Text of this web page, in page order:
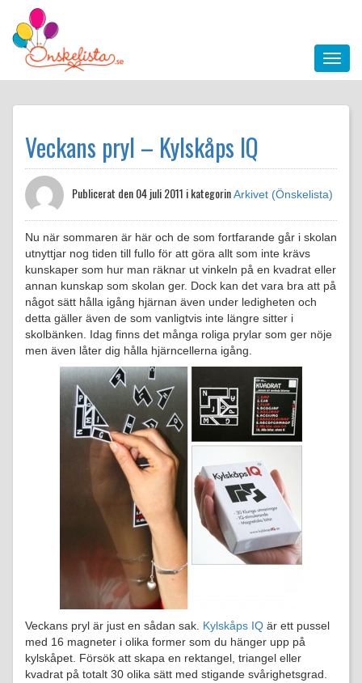
Veckans pryl – Kylskåps IQ
Publicerat den04 juli 2011 i kategorinArkivet (Önskelista)
Nu när sommaren är här och de som fortfarande går i skolan
utnyttjar nog tiden till fullo för att göra allt som inte krävs
kunskaper som hur man räknar ut vinkeln på en kvadrat eller
annan kunskap som skolan ger. Dock kan det vara bra att på
något sätt hålla igång hjärnan även under ledigheten och
detta gäller även de som vanligtvis inte längre sitter i
skolbänken. Idag finns det många roliga prylar som ger nöje
men även låter dig hålla hjärncellerna igång.
Veckans pryl är just en sådan sak. Kylskåps IQ är ett pussel
med 16 magneter i olika former som du hänger upp på
kylskåpet. Försök att skapa en rektangel, triangel eller
kvadrat på totalt 30 olika sätt med stigande svårighetsgrad.